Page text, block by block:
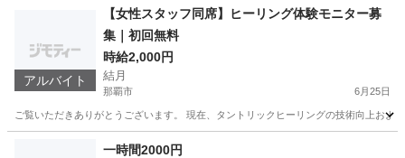
美容健康 ヒーリング
アルバイト
【女性スタッフ同席】ヒーリング体験モニター募
集｜初回無料
時給2,000円
結月
那覇市 6月25日
ご覧いただきありがとうございます。 現在、タントリックヒーリングの技術向上お
美容 ヒーリング
一時間2000円